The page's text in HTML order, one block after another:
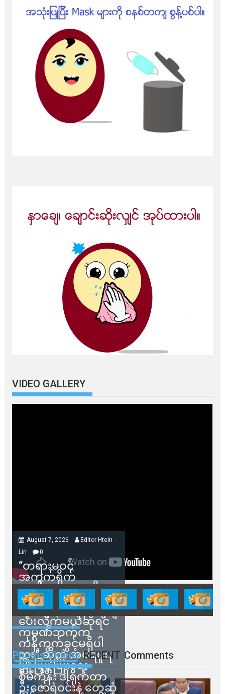
VIDEO GALLERY
August 7, 2026
Editor Htein
Lin
0
“တရားမဝင်
အကွက်ရိုက်
ရောင်းချမှုတွေကို
သက်ဆိုင်ရာတာဝန်ရှိ
သူတွေက ဂရန်တွေချ
ပေးလိုက်မယ်ဆိုရင်
ကုမ္ပဏီဘက်က
ကန့်ကွက်ခွင့်မရှိပါ
ဘူး” ဆိုတဲ့ အမရပူရ
မြို့ပြဖွံ့ဖြိုးရေး
စီမံကိန်း ဒါရိုက်တာ
ဦးဇော်ရဲဝင်းနဲ့ တွေ့ဆုံ
Photos Videos RECENT Comments